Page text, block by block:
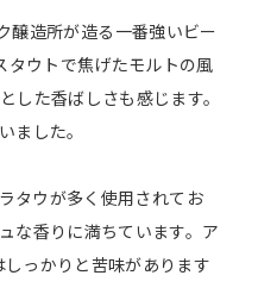
醸造所が造る一番強いビー
タウトで焦げたモルトの風
した香ばしさも感じます。
ました。
タウが多く使用されてお
な香りに満ちています。ア
っかりと苦味があります